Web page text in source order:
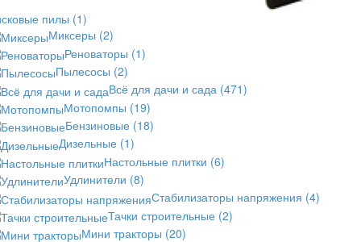
пилы (1)
Миксеры (2)
Реноваторы (1)
Пылесосы (2)
Всё для дачи и сада (471)
Мотопомпы (19)
Бензиновые (18)
Дизельные (1)
Настольные плитки (6)
Удлинители (8)
Стабилизаторы напряжения (4)
Тачки строительные (2)
Мини тракторы (20)